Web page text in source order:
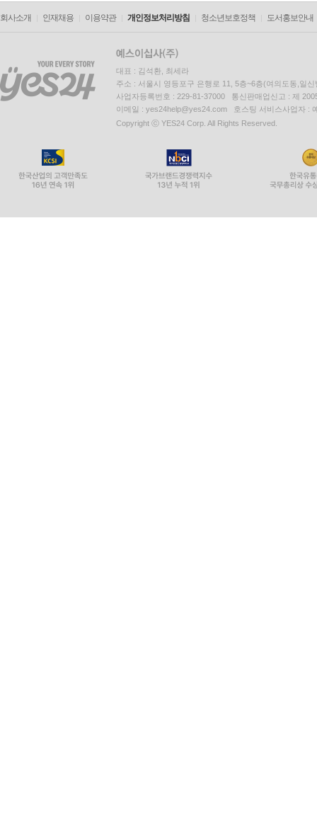
회사소개 인재채용 이용약관 개인정보처리방침 청소년보호정책 도서홍보안내
대표 : 김석환, 최세라
주소 : 서울시 영등포구 은행로 11, 5층~6층(여의도동,일신
사업자등록번호 : 229-81-37000 통신판매업신고 : 제
이메일 : yes24help@yes24.com 호스팅 서비스사업자 :
Copyright ⓒ YES24 Corp. All Rights Reserved.